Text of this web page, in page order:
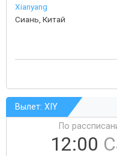
Xianyang
Сиань, Китай
Вылет: XIY
По
12:00